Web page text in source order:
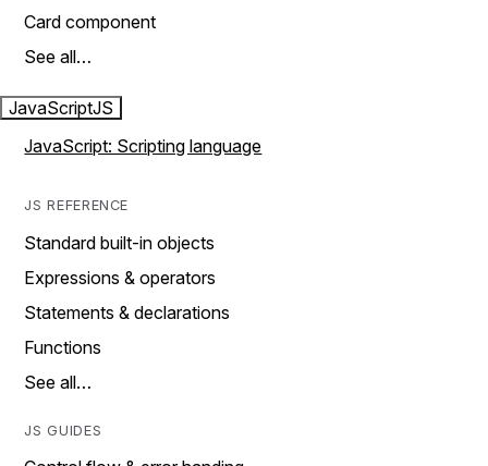
Card component
See all…
JavaScriptJS
JavaScript: Scripting language
JS REFERENCE
Standard built-in objects
Expressions & operators
Statements & declarations
Functions
See all…
JS GUIDES